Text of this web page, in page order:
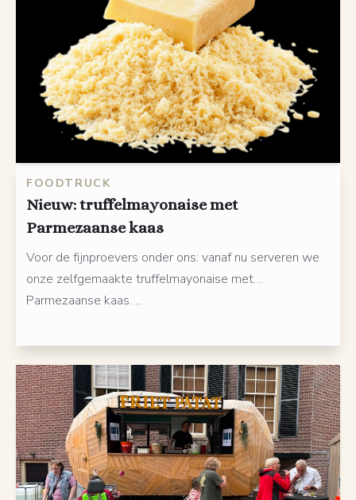
FOODTRUCK
Nieuw: truffelmayonaise met
Parmezaanse kaas
Voor de fijnproevers onder ons: vanaf nu serveren we
onze zelfgemaakte truffelmayonaise met…
Parmezaanse kaas. ...